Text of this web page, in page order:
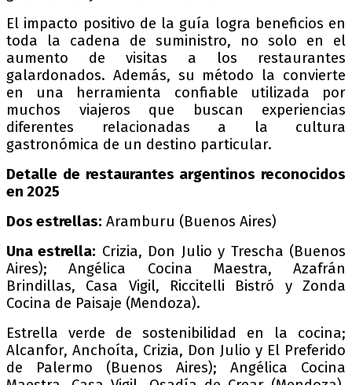
El impacto positivo de la guía logra beneficios en
toda la cadena de suministro, no solo en el
aumento de visitas a los restaurantes
galardonados. Además, su método la convierte
en una herramienta confiable utilizada por
muchos viajeros que buscan experiencias
diferentes relacionadas a la cultura
gastronómica de un destino particular.
Detalle de restaurantes argentinos reconocidos
en 2025
Dos estrellas: Aramburu (Buenos Aires)
Una estrella: Crizia, Don Julio y Trescha (Buenos
Aires); Angélica Cocina Maestra, Azafrán
Brindillas, Casa Vigil, Riccitelli Bistró y Zonda
Cocina de Paisaje (Mendoza).
Estrella verde de sostenibilidad en la cocina;
Alcanfor, Anchoíta, Crizia, Don Julio y El Preferido
de Palermo (Buenos Aires); Angélica Cocina